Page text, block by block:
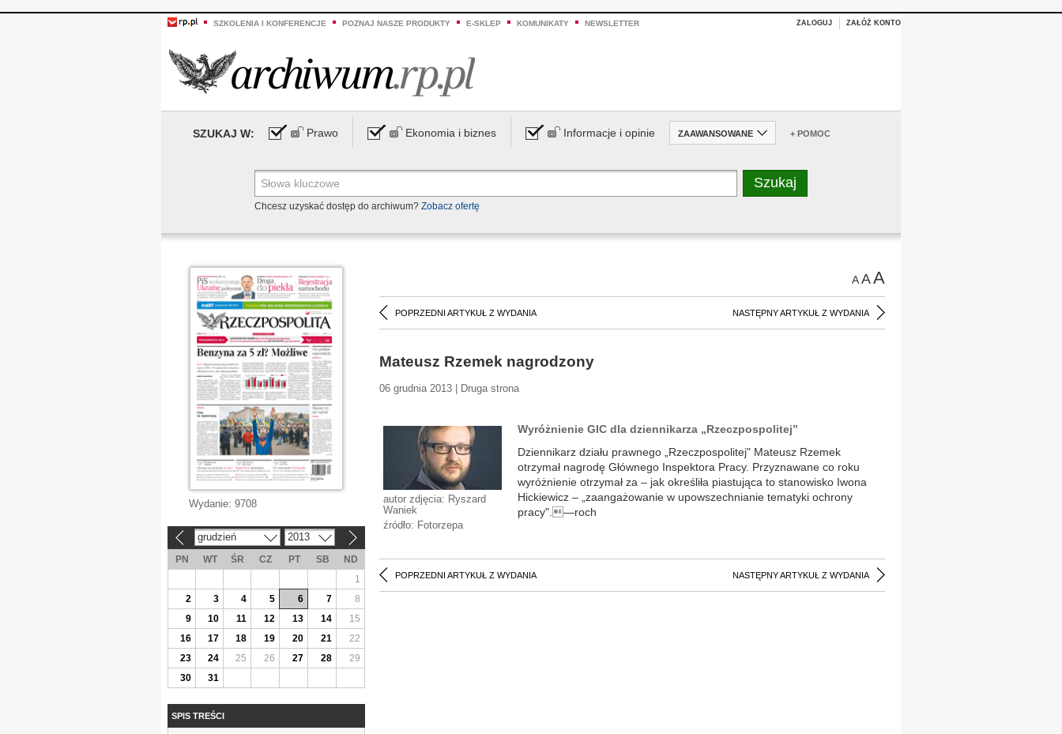
SZKOLENIA I KONFERENCJE POZNAJ NASZE PRODUKTY E-SKLEP KOMUNIKATY NEWSLETTER ZALOGUJ ZAŁÓŻ KONTO
SZUKAJ W: Prawo Ekonomia i biznes Informacje i opinie ZAAWANSOWANE + POMOC
Chcesz uzyskać dostęp do archiwum? Zobacz ofertę
AAA
POPRZEDNI ARTYKUŁ Z WYDANIA NASTĘPNY ARTYKUŁ Z WYDANIA
Mateusz Rzemek nagrodzony
06 grudnia 2013 | Druga strona
autor zdjęcia: Ryszard
Waniek
źródło: Fotorzepa
Wyróżnienie GIC dla dziennikarza „Rzeczpospolitej”
Dziennikarz działu prawnego „Rzeczpospolitej" Mateusz Rzemek
otrzymał nagrodę Głównego Inspektora Pracy. Przyznawane co roku
wyróżnienie otrzymał za – jak określiła piastująca to stanowisko Iwona
Hickiewicz – „zaangażowanie w upowszechnianie tematyki ochrony
pracy".—roch
POPRZEDNI ARTYKUŁ Z WYDANIA NASTĘPNY ARTYKUŁ Z WYDANIA
Wydanie: 9708
grudzień 2013
PN WT ŚR CZ PT SB
ND
1
2
3 4 5 6 7
8
9
10 11 12 13 14
15
16
17 18 19 20 21
22
23
24 25 26 27 28
29
30
31
SPIS TREŚCI